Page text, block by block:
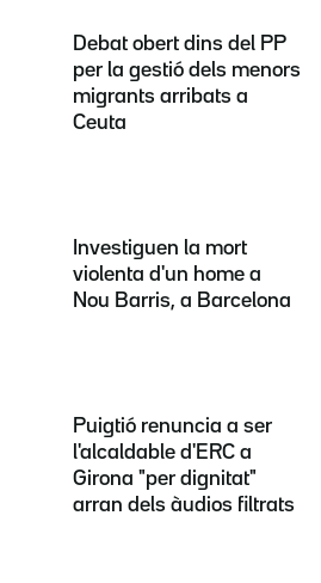
Debat obert dins del PP
per la gestió dels menors
migrants arribats a
Ceuta
Investiguen la mort
violenta d'un home a
Nou Barris, a Barcelona
Puigtió renuncia a ser
l'alcaldable d'ERC a
Girona "per dignitat"
arran dels àudios filtrats